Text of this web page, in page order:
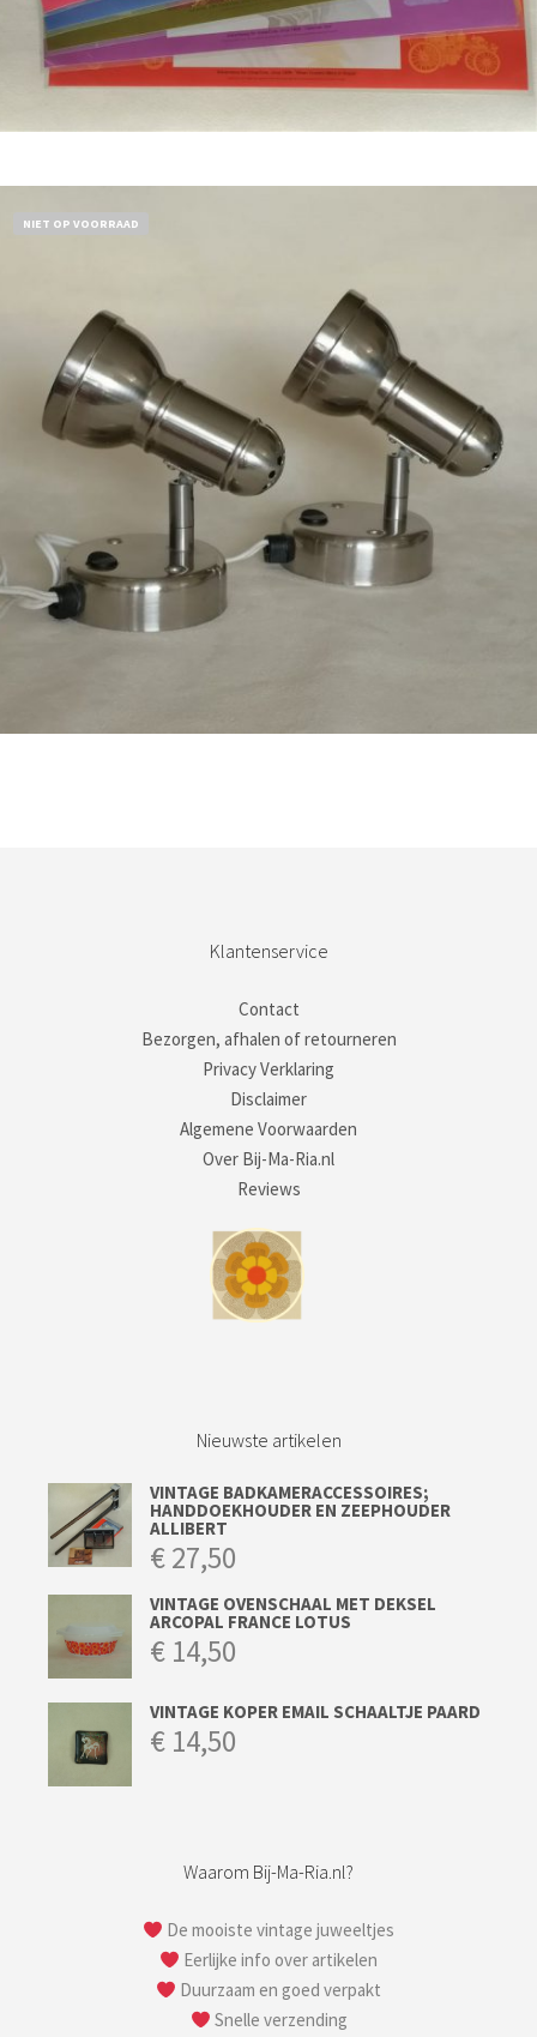
NIET OP VOORRAAD
Klantenservice
Contact
Bezorgen, afhalen of retourneren
Privacy Verklaring
Disclaimer
Algemene Voorwaarden
Over Bij-Ma-Ria.nl
Reviews
Nieuwste artikelen
VINTAGE BADKAMERACCESSOIRES;
HANDDOEKHOUDER EN ZEEPHOUDER
ALLIBERT
€27,50
VINTAGE OVENSCHAAL MET DEKSEL
ARCOPAL FRANCE LOTUS
€ 14,50
VINTAGE KOPER EMAIL SCHAALTJE PAARD
€ 14,50
Waarom Bij-Ma-Ria.nl?
De mooiste vintage juweeltjes
Eerlijke info over artikelen
Duurzaam en goed verpakt
Snelle verzending